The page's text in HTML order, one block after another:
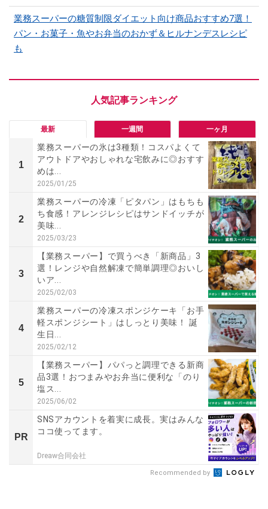
業務スーパーの糖質制限ダイエット向け商品おすすめ7選！
パン・お菓子・魚やお弁当のおかず＆ヒルナンデスレシピ
も
最新 一週間 一ヶ月
1
業務スーパーの氷は3種類！コスパよくて
アウトドアやおしゃれな宅飲みに◎おすす
めは...
2025/01/25
2
業務スーパーの冷凍「ピタパン」はもちも
ち食感！アレンジレシピはサンドイッチが
美味...
2025/03/23
3
【業務スーパー】で買うべき「新商品」3
選！レンジや自然解凍で簡単調理◎おいし
いア...
2025/02/03
4
業務スーパーの冷凍スポンジケーキ「お手
軽スポンジシート」はしっとり美味！ 誕
生日...
2025/02/12
5
【業務スーパー】パパっと調理できる新商
品3選！おつまみやお弁当に便利な「のり
塩ス...
2025/06/02
PR
SNSアカウントを着実に成長。実はみんな
ココ使ってます。
Dreaw合同会社
Recommended by